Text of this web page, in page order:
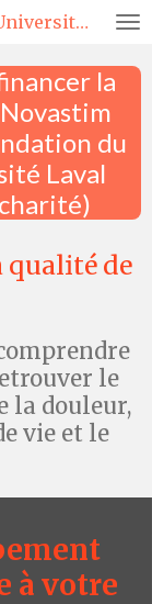
Cyril Schneider, CRCHU de Québec - Université Laval
la
du
Laval
qualité de
le
la douleur,
vie et le
à votre